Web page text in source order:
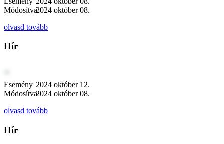
Módosítva2024 október 08.
olvasd tovább
Hír
Esemény 2024 október 12.
Módosítva2024 október 08.
olvasd tovább
Hír